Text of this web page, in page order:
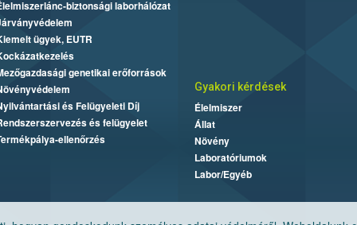
biztonsági laborhálózat
ügyek, EUTR
genetikai erőforrások
és Felügyeleti Díj
és felügyelet
ellenőrzés
Gyakori kérdések
Élelmiszer
Állat
Növény
Laboratóriumok
Labor/Egyéb